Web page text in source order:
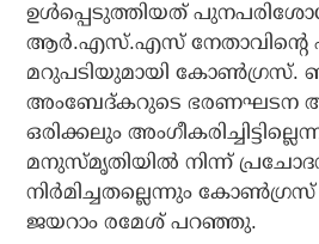
ഉള്‍പ്പെടുത്തിയത്
ആര്‍.എസ്.എസ് നേതാവിന്റെ
മറുപടിയുമായി
അംബേദ്കറുടെ
ഒരിക്കലും
മനുസ്മൃതിയില്‍ നിന്ന്
നിര്‍മിച്ചതല്ലെന്നും കോണ്‍ഗ്രസ്
ജയറാം രമേശ് പറഞ്ഞു.